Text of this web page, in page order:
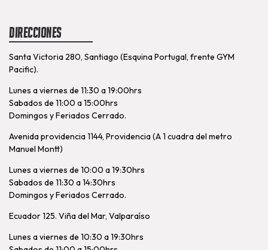
Direcciones
Santa Victoria 280, Santiago (Esquina Portugal, frente GYM
Pacific).
Lunes a viernes de 11:30 a 19:00hrs
Sabados de 11:00 a 15:00hrs
Domingos y Feriados Cerrado.
Avenida providencia 1144, Providencia (A 1 cuadra del metro
Manuel Montt)
Lunes a viernes de 10:00 a 19:30hrs
Sabados de 11:30 a 14:30hrs
Domingos y Feriados Cerrado.
Ecuador 125. Viña del Mar, Valparaíso
Lunes a viernes de 10:30 a 19:30hrs